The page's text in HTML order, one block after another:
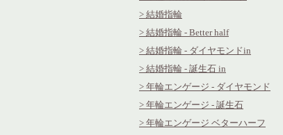
> 結婚指輪
> 結婚指輪 - Better half
> 結婚指輪 - ダイヤモンドin
> 結婚指輪 - 誕生石 in
> 年輪エンゲージ - ダイヤモンド
> 年輪エンゲージ - 誕生石
> 年輪エンゲージ ベターハーフ